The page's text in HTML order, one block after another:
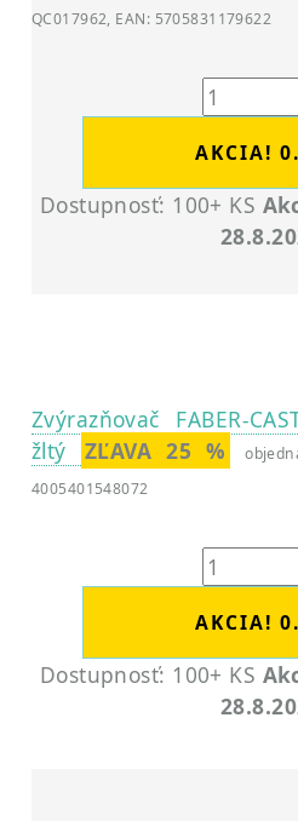
QC017962, EAN: 5705831179622
Dostupnosť: 100+ KS
Zvýrazňovač FABER-
žltý
ZĽAVA 25 %
4005401548072
Dostupnosť: 100+ KS